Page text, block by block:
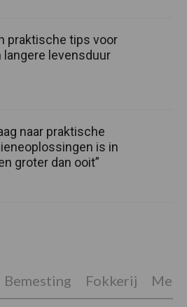
praktische tips voor
langere levensduur
naar praktische
is in
groter dan ooit”
Bemesting Fokkerij